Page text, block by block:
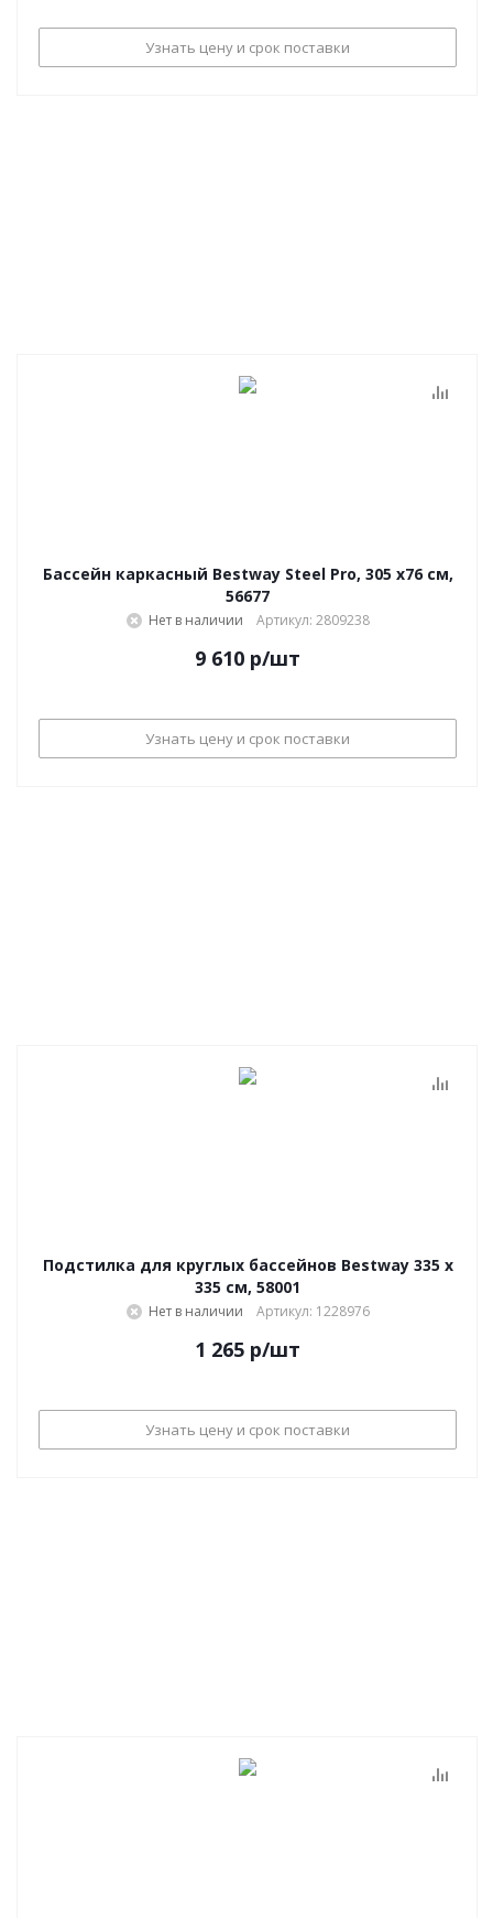
Узнать цену и срок поставки
Бассейн каркасный Bestway Steel Pro, 305 х76 см,
56677
Нет в наличии Артикул: 2809238
9 610 р/шт
Узнать цену и срок поставки
Подстилка для круглых бассейнов Bestway 335 х
335 см, 58001
Нет в наличии Артикул: 1228976
1 265 р/шт
Узнать цену и срок поставки